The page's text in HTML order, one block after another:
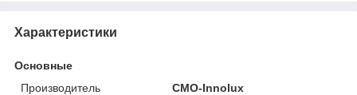
Характеристики
Основные
Производитель
CMO-Innolux